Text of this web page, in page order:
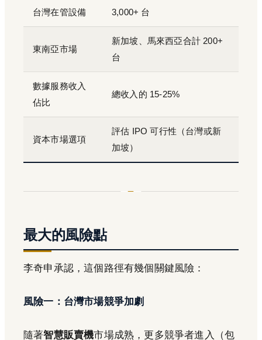
台灣在管設備 3,000+ 台
東南亞市場
新加坡、馬來西亞合計 200+
台
數據服務收入
佔比
總收入的 15-25%
資本市場選項
評估 IPO 可行性（台灣或新
加坡）
最大的風險點
李奇申承認，這個路徑有幾個關鍵風險：
風險一：台灣市場競爭加劇
隨著智慧販賣機市場成熟，更多競爭者進入（包